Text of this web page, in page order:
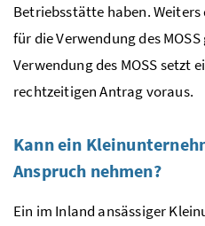
Betriebsstätte haben.
für die Verwendung desMOSS
Verwendung des MOSSsetzt
rechtzeitigen Antrag voraus.
Kann ein
Anspruch nehmen?
Ein im Inland ansässiger